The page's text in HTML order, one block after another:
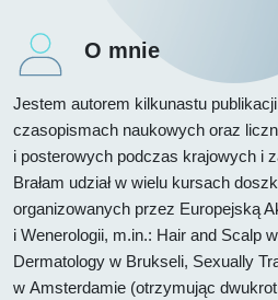
O mnie
Jestem autorem kilkunastu
czasopismach naukowych oraz
i posterowych podczas krajowych i
Brałam udział w wielu kursach
organizowanych przez Europejską
i Wenerologii, m.in.: Hair and Scalp
Dermatology w Brukseli, Sexually
w Amsterdamie (otrzymując